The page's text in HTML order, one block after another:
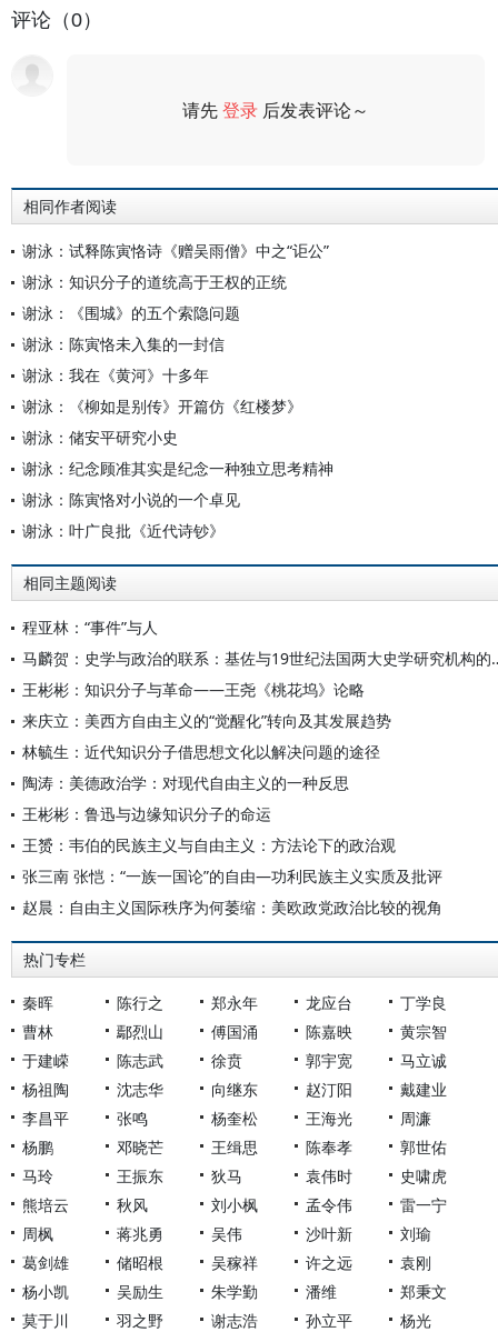
评论（0）
请先登录 后发表评论～
相同作者阅读
谢泳：试释陈寅恪诗《赠吴雨僧》中之“讵公”
谢泳：知识分子的道统高于王权的正统
谢泳：《围城》的五个索隐问题
谢泳：陈寅恪未入集的一封信
谢泳：我在《黄河》十多年
谢泳：《柳如是别传》开篇仿《红楼梦》
谢泳：储安平研究小史
谢泳：纪念顾准其实是纪念一种独立思考精神
谢泳：陈寅恪对小说的一个卓见
谢泳：叶广良批《近代诗钞》
相同主题阅读
程亚林：“事件”与人
马麟贺：史学与政治
王彬彬：知识分子与革命——王尧《桃花坞》论略
来庆立：美西方自由主义的“觉醒化”转向及其发展趋势
林毓生：近代知识分子借思想文化以解决问题的途径
陶涛：美德政治学：对现代自由主义的一种反思
王彬彬：鲁迅与边缘知识分子的命运
王赟：韦伯的民族主义与自由主义：方法论下的政治观
张三南 张恺：“一族一国论”的自由—功利民族主义实质及批评
赵晨：自由主义国际秩序为何萎缩：美欧政党政治比较的视角
热门专栏
秦晖 陈行之 郑永年 龙应台
丁学良
曹林
鄢烈山 傅国涌 陈嘉映
黄宗智
于建嵘
陈志武 徐贲 郭宇宽
马立诚
杨祖陶
沈志华 向继东 赵汀阳
戴建业
李昌平
张鸣 杨奎松 王海光
周濂
杨鹏
邓晓芒 王缉思 陈奉孝
郭世佑
马玲
王振东 狄马 袁伟时
史啸虎
熊培云
秋风 刘小枫 孟令伟
雷一宁
周枫
蒋兆勇 吴伟 沙叶新
刘瑜
葛剑雄
储昭根 吴稼祥 许之远
袁刚
杨小凯
吴励生 朱学勤 潘维
郑秉文
莫于川
羽之野 谢志浩 孙立平 杨光